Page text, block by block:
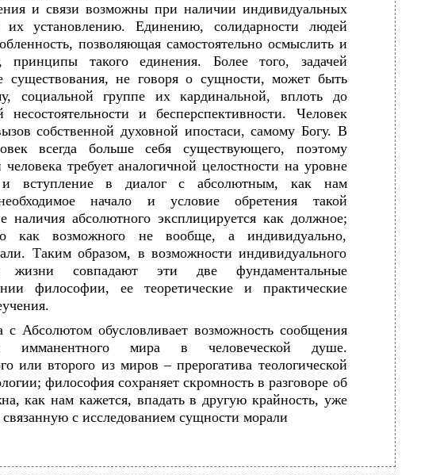
и связи возможны при наличии индивидуальных
установлению. Единению, солидарности людей
позволяющая самостоятельно осмыслить и
принципы такого единения. Более того, задачей
существования, не говоря о сущности, может быть
социальной группе их кардинальной, вплоть до
несостоятельности и бесперспективности. Человек
собственной духовной ипостаси, самому Богу. В
всегда больше себя существующего, поэтому
требует аналогичной целостности на уровне
и вступление в диалог с абсолютным, как нам
начало и условие обретения такой
наличия абсолютного эксплицируется как должное;
как возможного не вообще, а индивидуально,
Таким образом, в возможности индивидуального
совпадают эти две фундаментальные
философии, ее теоретические и практические
с Абсолютом обусловливает возможность сообщения
и имманентного мира в человеческой душе.
или второго из миров – прерогатива теологической
философия сохраняет скромность в разговоре об
как нам кажется, впадать в другую крайность, уже
связанную с исследованием сущности морали